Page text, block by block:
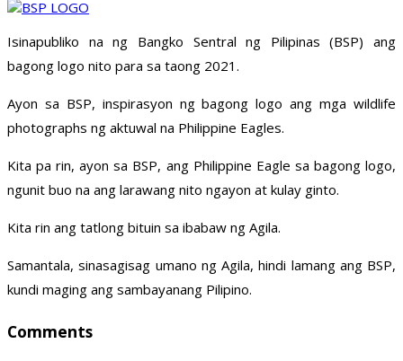
Isinapubliko na ng Bangko Sentral ng Pilipinas (BSP) ang
bagong logo nito para sa taong 2021.
Ayon sa BSP, inspirasyon ng bagong logo ang mga wildlife
photographs ng aktuwal na Philippine Eagles.
Kita pa rin, ayon sa BSP, ang Philippine Eagle sa bagong logo,
ngunit buo na ang larawang nito ngayon at kulay ginto.
Kita rin ang tatlong bituin sa ibabaw ng Agila.
Samantala, sinasagisag umano ng Agila, hindi lamang ang BSP,
kundi maging ang sambayanang Pilipino.
Comments